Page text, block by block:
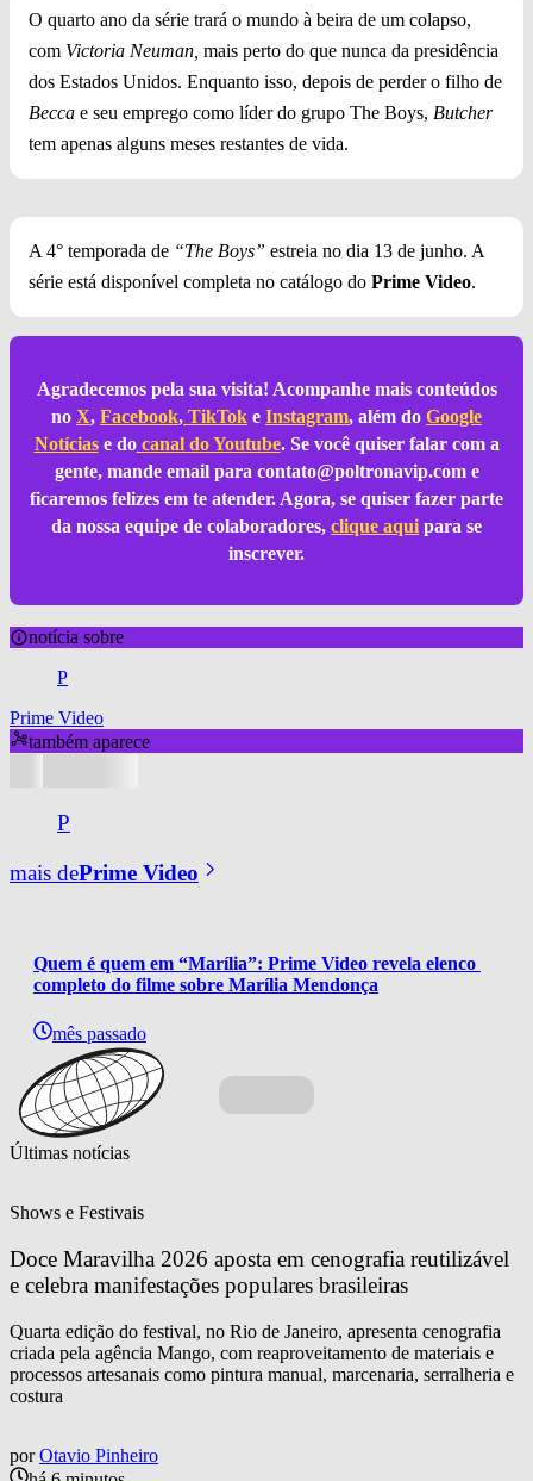
O quarto ano da série trará o mundo à beira de um colapso,
com Victoria Neuman, mais perto do que nunca da presidência
dos Estados Unidos. Enquanto isso, depois de perder o filho de
Becca e seu emprego como líder do grupo The Boys, Butcher
tem apenas alguns meses restantes de vida.
A 4° temporada de “The Boys” estreia no dia 13 de junho. A
série está disponível completa no catálogo do Prime Video.
Agradecemos pela sua visita! Acompanhe mais conteúdos
no X, Facebook, TikTok e Instagram, além do Google
Notíciase docanal do Youtube. Se você quiser falar com a
gente, mande email para contato@poltronavip.come
ficaremos felizes em te atender. Agora, se quiser fazer parte
da nossa equipe de colaboradores, clique aqui para se
inscrever.
notícia sobre
P
Prime Video
também aparece
P
mais dePrime Video
Quem é quem em “Marília”: Prime Video revela elenco
completo do filme sobre Marília Mendonça
mês passado
Últimas notícias
Shows e Festivais
Doce Maravilha 2026 aposta em cenografia reutilizável
e celebra manifestações populares brasileiras
Quarta edição do festival, no Rio de Janeiro, apresenta cenografia
criada pela agência Mango, com reaproveitamento de materiais e
processos artesanais como pintura manual, marcenaria, serralheria e
costura
por Otavio Pinheiro